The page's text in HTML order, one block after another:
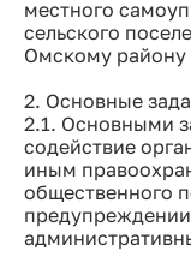
местного
сельского
Омскому району
2. Основные
2.1. Основными
содействие
иным
общественного